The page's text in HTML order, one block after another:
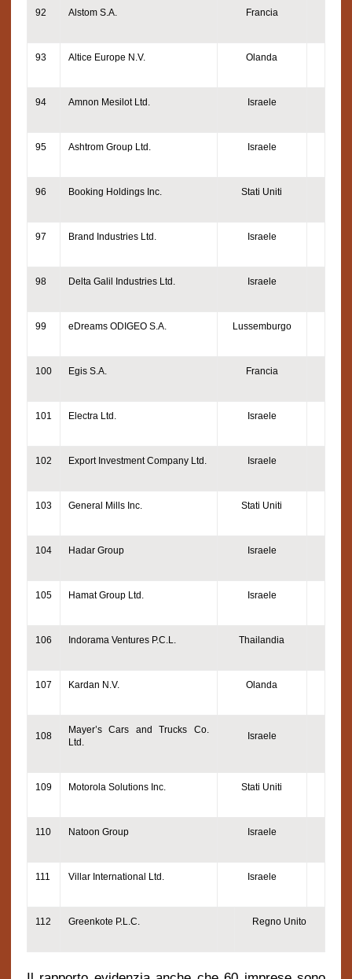
92 Alstom S.A. Francia
93 Altice Europe N.V. Olanda
94 Amnon Mesilot Ltd. Israele
95 Ashtrom Group Ltd. Israele
96 Booking Holdings Inc. Stati Uniti
97 Brand Industries Ltd. Israele
98 Delta Galil Industries Ltd. Israele
99 eDreams ODIGEO S.A. Lussemburgo
100 Egis S.A. Francia
101 Electra Ltd. Israele
102 Export Investment Company Ltd. Israele
103 General Mills Inc. Stati Uniti
104 Hadar Group Israele
105 Hamat Group Ltd. Israele
106 Indorama Ventures P.C.L. Thailandia
107 Kardan N.V. Olanda
108
Mayer’s Cars and Trucks Co.
Ltd.
Israele
109 Motorola Solutions Inc. Stati Uniti
110 Natoon Group Israele
111 Villar International Ltd. Israele
112 Greenkote P.L.C. Regno Unito